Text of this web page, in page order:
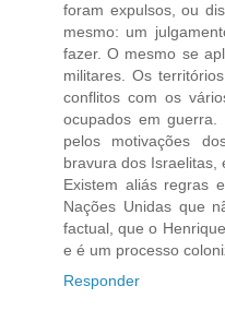
foram expulsos, ou
mesmo: um
fazer. O mesmo se
militares. Os
conflitos com os
ocupados em guerra.
pelos motivações
bravura dos Israelitas,
Existem aliás regras
Nações Unidas que
factual, que o
e é um processo
Responder